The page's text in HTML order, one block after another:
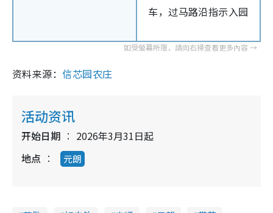
车，过马路沿指示入园
资料来源： 信芯园农庄
活动资讯
开始日期
2026年3月31日起
地点
元朗